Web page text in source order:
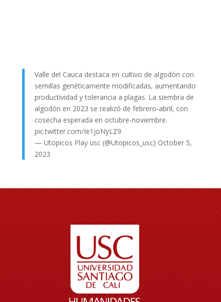
Valle del Cauca destaca en cultivo de algodón con
semillas genéticamente modificadas, aumentando
productividad y tolerancia a plagas. La siembra de
algodón en 2023 se realizó de febrero-abril, con
cosecha esperada en octubre-noviembre.
pic.twitter.com/Ie1joNyLZ9
— Utopicos Play usc (@Utopicos_usc) October 5,
2023